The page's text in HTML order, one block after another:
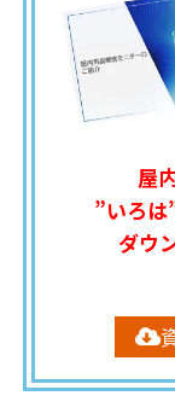
屋
”いろは
ダウ